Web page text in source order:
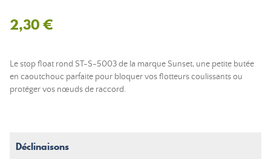
2,30 €
Le stop float rond ST-S-5003 de la marque Sunset, une petite butée
en caoutchouc parfaite pour bloquer vos flotteurs coulissants ou
protéger vos nœuds de raccord.
Déclinaisons